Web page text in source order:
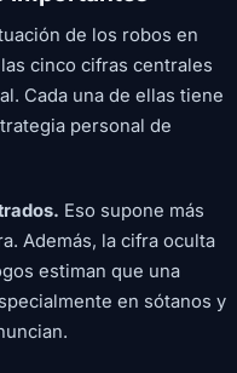
de los robos en
cinco cifras centrales
Cada una de ellas tiene
personal de
Eso supone más
Además, la cifra oculta
estiman que una
en sótanos y